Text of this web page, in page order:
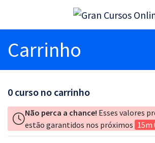
Carrinho
0 curso no carrinho
Não perca a chance! Esses valores
estão garantidos nos próximos 15m